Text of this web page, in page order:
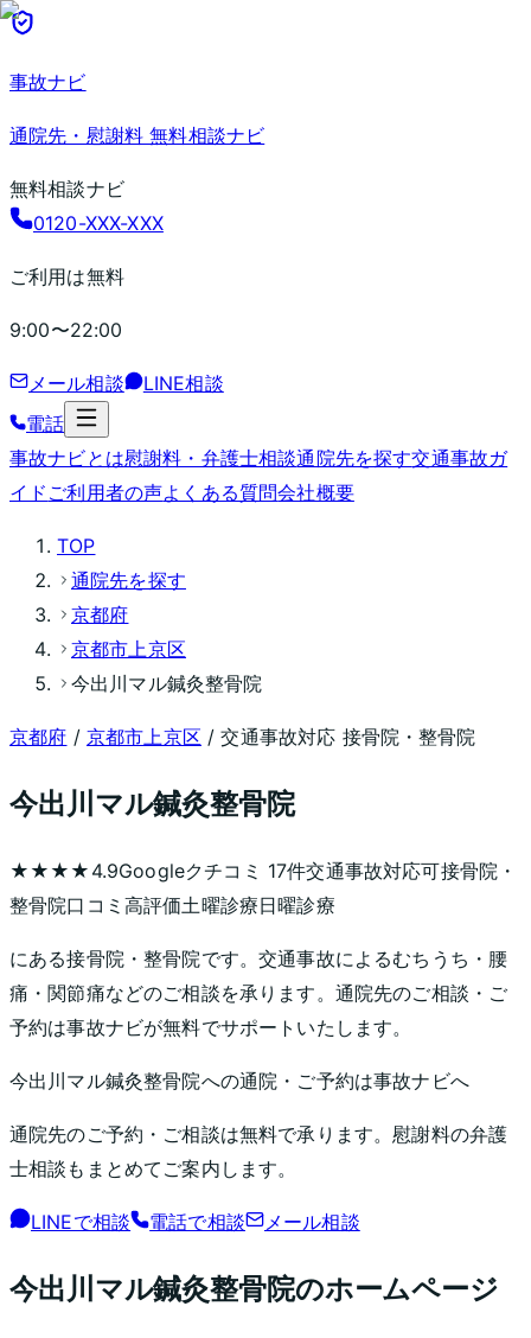
事故ナビ
通院先・慰謝料 無料相談ナビ
無料相談ナビ
0120-XXX-XXX
ご利用は無料
9:00〜22:00
メール相談
LINE相談
電話
事故ナビとは慰謝料・弁護士相談通院先を探す交通事故ガ
イド ご利用者の声よくある質問会社概要
TOP
通院先を探す
京都府
京都市上京区
今出川マル鍼灸整骨院
京都府 / 京都市上京区 / 交通事故対応 接骨院・整骨院
今出川マル鍼灸整骨院
★★★★ 4.9Googleクチコミ 17件交通事故対応可接骨院・
整骨院口コミ高評価土曜診療日曜診療
にある接骨院・整骨院です。交通事故によるむちうち・腰
痛・関節痛などのご相談を承ります。通院先のご相談・ご
予約は事故ナビが無料でサポートいたします。
今出川マル鍼灸整骨院への通院・ご予約は事故ナビへ
通院先のご予約・ご相談は無料で承ります。慰謝料の弁護
士相談もまとめてご案内します。
LINEで相談 電話で相談 メール相談
今出川マル鍼灸整骨院のホームページ